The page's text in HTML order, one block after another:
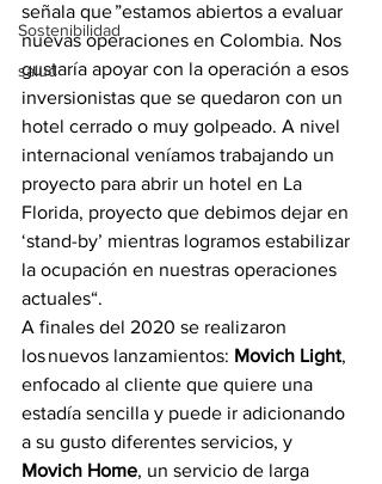
Sostenibilidad
salud
señala que ”estamos abiertos a evaluar
nuevas operaciones en Colombia. Nos
gustaría apoyar con la operación a esos
inversionistas que se quedaron con un
hotel cerrado o muy golpeado. A nivel
internacional veníamos trabajando un
proyecto para abrir un hotel en La
Florida, proyecto que debimos dejar en
‘stand-by’ mientras logramos estabilizar
la ocupación en nuestras operaciones
actuales“.
A finales del 2020 se realizaron
los nuevos lanzamientos: Movich Light,
enfocado al cliente que quiere una
estadía sencilla y puede ir adicionando
a su gusto diferentes servicios, y
Movich Home, un servicio de larga